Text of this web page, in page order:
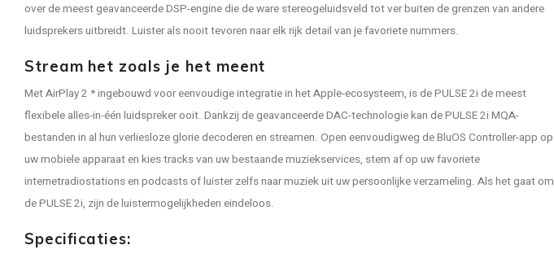
over de meest geavanceerde DSP-engine die de ware stereogeluidsveld tot ver buiten de grenzen van andere
luidsprekers uitbreidt. Luister als nooit tevoren naar elk rijk detail van je favoriete nummers.
Stream het zoals je het meent
Met AirPlay 2 * ingebouwd voor eenvoudige integratie in het Apple-ecosysteem, is de PULSE 2i de meest
flexibele alles-in-één luidspreker ooit. Dankzij de geavanceerde DAC-technologie kan de PULSE 2i MQA-
bestanden in al hun verliesloze glorie decoderen en streamen. Open eenvoudigweg de BluOS Controller-app op
uw mobiele apparaat en kies tracks van uw bestaande muziekservices, stem af op uw favoriete
internetradiostations en podcasts of luister zelfs naar muziek uit uw persoonlijke verzameling. Als het gaat om
de PULSE 2i, zijn de luistermogelijkheden eindeloos.
Specificaties: